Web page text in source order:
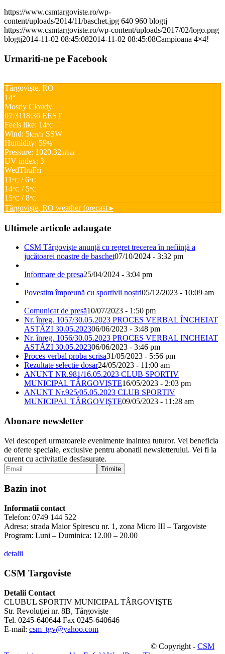
https://www.csmtargoviste.ro/wp-
content/uploads/2014/11/baschet.jpg 640 960 blogtj
https://www.csmtargoviste.ro/wp-content/uploads/2017/02/logo.png
blogtj2014-11-02 08:45:082014-11-02 08:45:08Campioana 4×4!
Urmariti-ne pe Facebook
Târgoviște, RO
14°
Mostly Cloudy
07:3118:36 EEST
Feels like: 14°C
Wind: 5km/h SSW
Humidity: 59%
Pressure: 1020.32mbar
UV index: 3
WedThuFri
11 °C / 6°C
14°C / 5°C
15°C / 8°C
Târgoviște, RO weather forecast ▸
Ultimele articole adaugate
CSM Târgoviște anunță cu regret trecerea în neființă a
jucătoarei noastre de baschet07/10/2024 - 3:32 pm
Informare de presa25/04/2024 - 3:04 pm
Povestim împreună cu sportivii noștri05/12/2023 - 10:09 am
Comunicat de presă10/07/2023 - 1:50 pm
Nr. înreg. 1057/30.05.2023 PROCES VERBAL ÎNCHEIAT
ASTĂZI 30.05.202306/06/2023 - 3:48 pm
Nr. înreg. 1056/30.05.2023 PROCES VERBAL INCHEIAT
ASTĂZI 30.05.202306/06/2023 - 3:46 pm
Proces verbal proba scrisa31/05/2023 - 5:56 pm
Rezultate selectie dosar24/05/2023 - 11:00 am
ANUNT NR.981/16.05.2023 CLUB SPORTIV
MUNICIPAL TÂRGOVIŞTE16/05/2023 - 2:03 pm
ANUNT Nr.925/05.05.2023 CLUB SPORTIV
MUNICIPAL TÂRGOVIŞTE09/05/2023 - 11:28 am
Abonare newsletter
Vei descoperi urmatoarele evenimente inaintea tuturor. Vei beneficia
de oferte speciale, exclusive pentru abonatii newsletterului. Vei fi la
curent cu activitatile desfasurate.
Bazin inot
Informatii contact
Telefon: 0749 144 522
Adresa: strada Maior Spirescu nr. 1, zona Micro III – Targoviste
Program: Luni – Duminica: 12.00 – 20.00
detalii
CSM Targoviste
Detalii Contact
CLUBUL SPORTIV MUNICIPAL TÂRGOVIŞTE
Str. Revoluţiei nr. 8B, Târgovişte
Tel. 0245-640644 Fax 0245-640646
E-mail: csm_tgv@yahoo.com
© Copyright - CSM